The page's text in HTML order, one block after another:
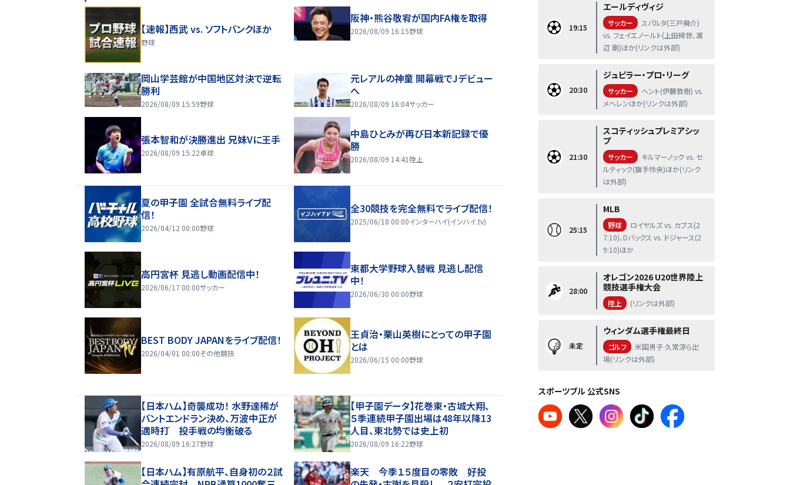
【速報】西武 vs. ソフトバンクほか
野球
阪神・熊谷敬宥が国内FA権を取得
2026/08/09 16:15野球
岡山学芸館が中国地区対決で逆転
勝利
2026/08/09 15:59野球
元レアルの神童 開幕戦でJデビュー
へ
2026/08/09 16:04サッカー
張本智和が決勝進出 兄妹Vに王手
2026/08/09 15:22卓球
中島ひとみが再び日本新記録で優
勝
2026/08/09 14:41 陸上
夏の甲子園 全試合無料ライブ配
信！
2026/04/12 00:00野球
全30競技を完全無料でライブ配信！
2025/06/18 00:00インターハイ(インハイ.tv)
高円宮杯 見逃し動画配信中！
2026/06/17 00:00サッカー
東都大学野球入替戦 見逃し配信
中！
2026/06/30 00:00野球
BEST BODY JAPANをライブ配信！
2026/04/01 00:00その他競技
王貞治・栗山英樹にとっての甲子園
とは
2026/06/15 00:00野球
【日本ハム】奇襲成功！ 水野達稀が
バントエンドラン決め、万波中正が
適時打 投手戦の均衡破る
2026/08/09 16:27野球
【甲子園データ】花巻東・古城大翔、
５季連続甲子園出場は48年以降13
人目、東北勢では史上初
2026/08/09 16:22野球
【日本ハム】有原航平、自身初の２試
楽天 今季１５度目の零敗 好投
19:15
エールディヴィジ
サッカー
スパルタ(三戸舜介)
vs. フェイエノールト(上田綺世、渡
辺 剛)ほか(リンクは外部)
20:30
ジュピラー・プロ・リーグ
サッカー
ヘント(伊藤敦樹) vs.
メヘレンほか(リンクは外部)
21:30
スコティッシュプレミアシッ
プ
サッカー
キルマーノック vs. セ
ルティック(旗手怜央)ほか(リンク
は外部)
25:15
MLB
野球
ロイヤルズ vs. カブス(2
7:10)、Dバックス vs. ドジャース(2
9:10)ほか
28:00
オレゴン2026 U20世界陸上
競技選手権大会
陸上 (リンクは外部)
未定
ウィンダム選手権最終日
ゴルフ
米国男子 久常涼ら出
場(リンクは外部)
スポーツブル 公式SNS